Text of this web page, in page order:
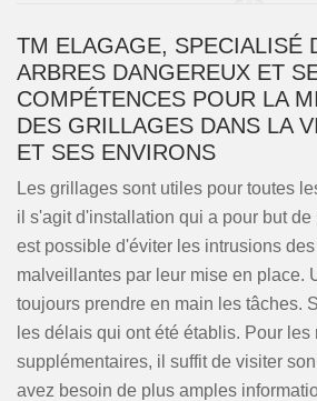
TM ELAGAGE, SPECIALISÉ
ARBRES DANGEREUX ET
COMPÉTENCES POUR LA
DES GRILLAGES DANS LA
ET SES ENVIRONS
Les grillages sont utiles pour toutes
il s'agit d'installation qui a pour but de
est possible d'éviter les intrusions
malveillantes par leur mise en place.
toujours prendre en main les tâches.
les délais qui ont été établis. Pour
supplémentaires, il suffit de visiter
avez besoin de plus amples